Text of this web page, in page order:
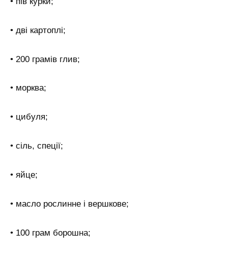
• дві картоплі;
• 200 грамів глив;
• морква;
• цибуля;
• сіль, спеції;
• яйце;
• масло рослинне і вершкове;
• 100 грам борошна;